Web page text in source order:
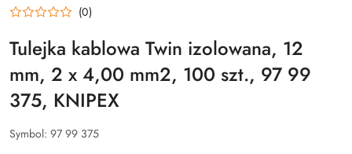
(0)
Tulejka kablowa Twin izolowana, 12
mm, 2 x 4,00 mm2, 100 szt., 97 99
375, KNIPEX
Symbol: 97 99 375